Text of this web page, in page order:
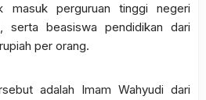
masuk perguruan tinggi negeri
serta beasiswa pendidikan dari
per orang.
adalah Imam Wahyudi dari